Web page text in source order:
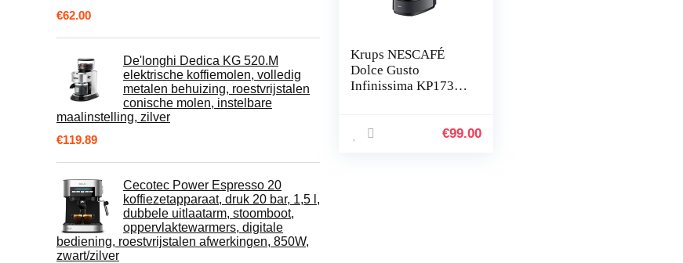
€62.00
De'longhi Dedica KG 520.M
elektrische koffiemolen, volledig
metalen behuizing, roestvrijstalen
conische molen, instelbare
maalinstelling, zilver
€119.89
Cecotec Power Espresso 20
koffiezetapparaat, druk 20 bar, 1,5 l,
dubbele uitlaatarm, stoomboot,
oppervlaktewarmers, digitale
bediening, roestvrijstalen afwerkingen, 850W,
zwart/zilver
Krups NESCAFÉ
Dolce Gusto
Infinissima KP173B
koude dranken, 1,2 l
€99.00